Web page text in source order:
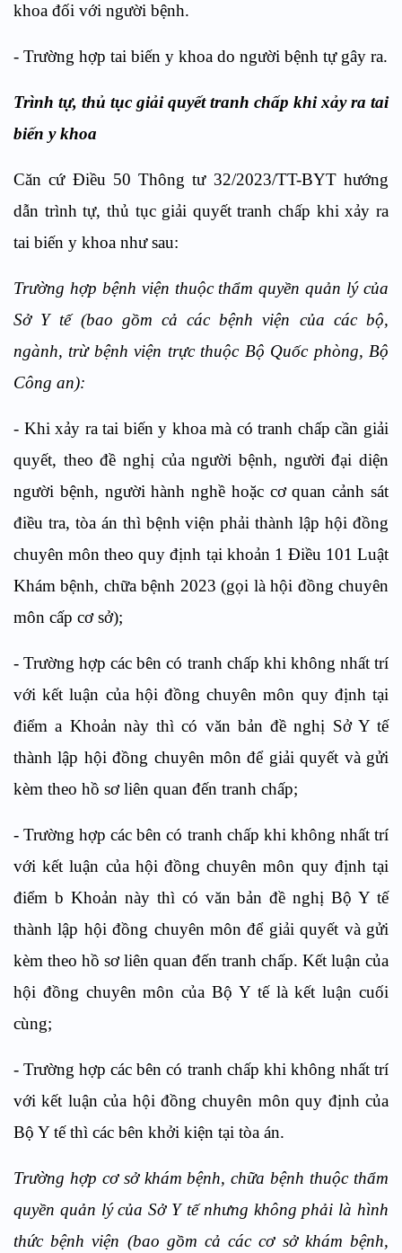
khoa đối với người bệnh.
- Trường hợp tai biến y khoa do người bệnh tự gây ra.
Trình tự, thủ tục giải quyết tranh chấp khi xảy ra tai
biến y khoa
Căn cứ Điều 50 Thông tư 32/2023/TT-BYT hướng
dẫn trình tự, thủ tục giải quyết tranh chấp khi xảy ra
tai biến y khoa như sau:
Trường hợp bệnh viện thuộc thẩm quyền quản lý của
Sở Y tế (bao gồm cả các bệnh viện của các bộ,
ngành, trừ bệnh viện trực thuộc Bộ Quốc phòng, Bộ
Công an):
- Khi xảy ra tai biến y khoa mà có tranh chấp cần giải
quyết, theo đề nghị của người bệnh, người đại diện
người bệnh, người hành nghề hoặc cơ quan cảnh sát
điều tra, tòa án thì bệnh viện phải thành lập hội đồng
chuyên môn theo quy định tại khoản 1 Điều 101 Luật
Khám bệnh, chữa bệnh 2023 (gọi là hội đồng chuyên
môn cấp cơ sở);
- Trường hợp các bên có tranh chấp khi không nhất trí
với kết luận của hội đồng chuyên môn quy định tại
điểm a Khoản này thì có văn bản đề nghị Sở Y tế
thành lập hội đồng chuyên môn để giải quyết và gửi
kèm theo hồ sơ liên quan đến tranh chấp;
- Trường hợp các bên có tranh chấp khi không nhất trí
với kết luận của hội đồng chuyên môn quy định tại
điểm b Khoản này thì có văn bản đề nghị Bộ Y tế
thành lập hội đồng chuyên môn để giải quyết và gửi
kèm theo hồ sơ liên quan đến tranh chấp. Kết luận của
hội đồng chuyên môn của Bộ Y tế là kết luận cuối
cùng;
- Trường hợp các bên có tranh chấp khi không nhất trí
với kết luận của hội đồng chuyên môn quy định của
Bộ Y tế thì các bên khởi kiện tại tòa án.
Trường hợp cơ sở khám bệnh, chữa bệnh thuộc thẩm
quyền quản lý của Sở Y tế nhưng không phải là hình
thức bệnh viện (bao gồm cả các cơ sở khám bệnh,